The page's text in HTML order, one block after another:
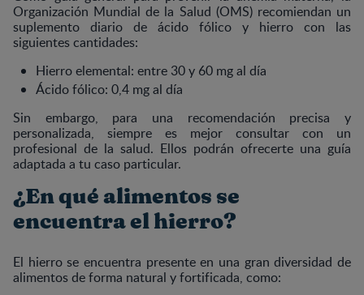
Organización Mundial de la Salud (OMS) recomiendan un
suplemento diario de ácido fólico y hierro con las
siguientes cantidades:
Hierro elemental: entre 30 y 60 mg al día
Ácido fólico: 0,4 mg al día
Sin embargo, para una recomendación precisa y
personalizada, siempre es mejor consultar con un
profesional de la salud. Ellos podrán ofrecerte una guía
adaptada a tu caso particular.
¿En qué alimentos se
encuentra el hierro?
El hierro se encuentra presente en una gran diversidad de
alimentos de forma natural y fortificada, como: